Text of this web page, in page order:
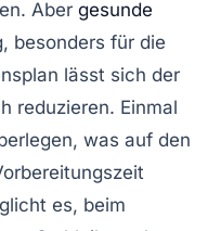
Aber gesunde
besonders für die
lässt sich der
reduzieren. Einmal
was auf den
es, beim